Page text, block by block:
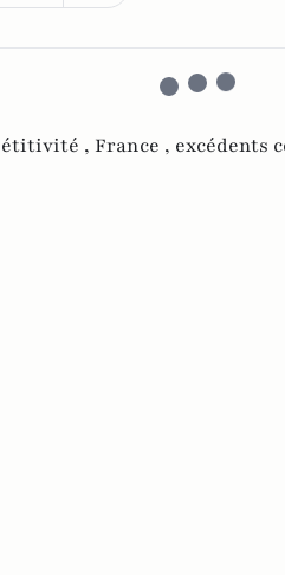
, France , excédents